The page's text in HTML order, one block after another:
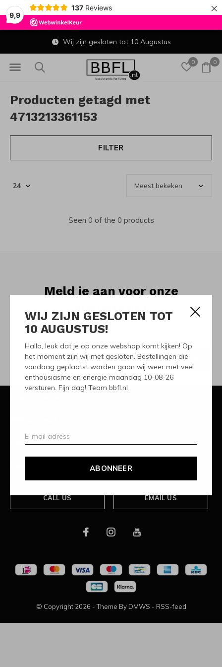
9,9
137 Reviews ×
WIJ ZIJN GESLOTEN TOT
10 AUGUSTUS!
Hallo, leuk dat je op onze webshop komt kijken! Op
het moment zijn wij met gesloten. Bestellingen die
vandaag geplaatst worden gaan wij weer met veel
enthousiasme en energie maandag 10-08-26
versturen. Fijn dag! Team bbfl.nl
ABONNEER
0 0
Wij zijn gesloten tot 10 Augustus
Producten getagd met
4713213361153
FILTER
Seen 0 of the 0 products
Meld je aan voor onze
Ontvang de nieuwste aanbiedingen en promoties
ABONNEER
Categorieën
CALL US EMAIL US
© Copyright 2026 - Theme By DMWS - RSS-feed